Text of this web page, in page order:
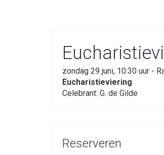
zondag 29 juni, 10:30 uur -
Eucharistieviering
Celebrant: G. de Gilde
Reserveren